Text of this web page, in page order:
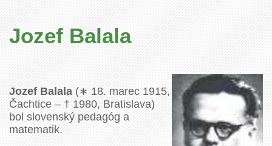
Jozef Balala
Jozef Balala(∗ 18. marec 1915,
Čachtice – † 1980, Bratislava)
bol slovenský pedagóg a
matematik.